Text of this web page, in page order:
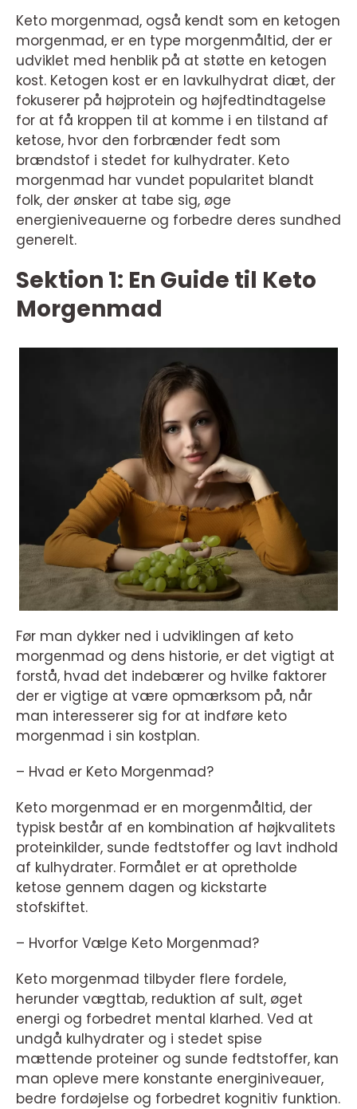
Keto morgenmad, også kendt som en ketogen
morgenmad, er en type morgenmåltid, der er
udviklet med henblik på at støtte en ketogen
kost. Ketogen kost er en lavkulhydrat diæt, der
fokuserer på højprotein og højfedtindtagelse
for at få kroppen til at komme i en tilstand af
ketose, hvor den forbrænder fedt som
brændstof i stedet for kulhydrater. Keto
morgenmad har vundet popularitet blandt
folk, der ønsker at tabe sig, øge
energieniveauerne og forbedre deres sundhed
generelt.
Sektion 1: En Guide til Keto
Morgenmad
Før man dykker ned i udviklingen af keto
morgenmad og dens historie, er det vigtigt at
forstå, hvad det indebærer og hvilke faktorer
der er vigtige at være opmærksom på, når
man interesserer sig for at indføre keto
morgenmad i sin kostplan.
– Hvad er Keto Morgenmad?
Keto morgenmad er en morgenmåltid, der
typisk består af en kombination af højkvalitets
proteinkilder, sunde fedtstoffer og lavt indhold
af kulhydrater. Formålet er at opretholde
ketose gennem dagen og kickstarte
stofskiftet.
– Hvorfor Vælge Keto Morgenmad?
Keto morgenmad tilbyder flere fordele,
herunder vægttab, reduktion af sult, øget
energi og forbedret mental klarhed. Ved at
undgå kulhydrater og i stedet spise
mættende proteiner og sunde fedtstoffer, kan
man opleve mere konstante energiniveauer,
bedre fordøjelse og forbedret kognitiv funktion.